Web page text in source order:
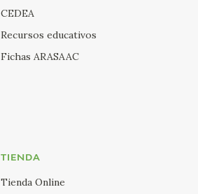
TIENDA
Tienda Online
CEDEA
Recursos educativos
Fichas ARASAAC